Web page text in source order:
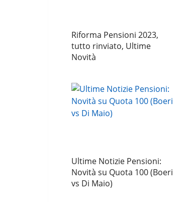
Riforma Pensioni 2023,
tutto rinviato, Ultime
Novità
Ultime Notizie Pensioni:
Novità su Quota 100 (Boeri
vs Di Maio)